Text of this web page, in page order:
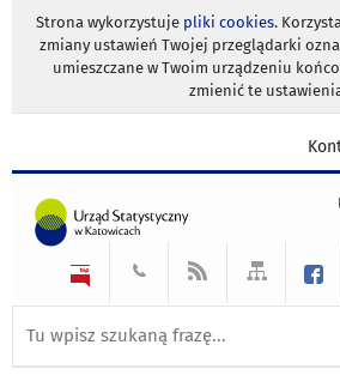
Strona wykorzystuje pliki cookies.
zmiany ustawień Twojej przeglądarki
umieszczane w Twoim urządzeniu
zmienić te